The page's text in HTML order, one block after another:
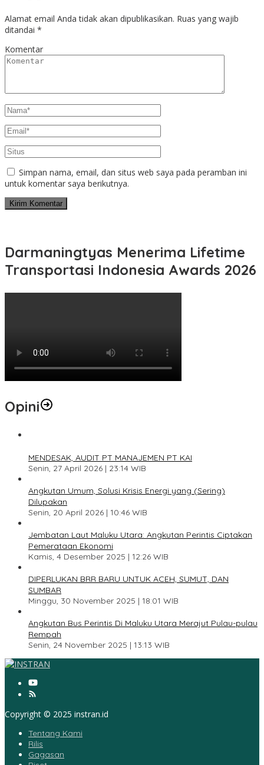
Alamat email Anda tidak akan dipublikasikan. Ruas yang wajib
ditandai *
Komentar
Simpan nama, email, dan situs web saya pada peramban ini
untuk komentar saya berikutnya.
Darmaningtyas Menerima Lifetime
Transportasi Indonesia Awards 2026
Opini
MENDESAK, AUDIT PT MANAJEMEN PT KAI
Senin, 27 April 2026 | 23:14 WIB
Angkutan Umum, Solusi Krisis Energi yang (Sering)
Dilupakan
Senin, 20 April 2026 | 10:46 WIB
Jembatan Laut Maluku Utara: Angkutan Perintis Ciptakan
Pemerataan Ekonomi
Kamis, 4 Desember 2025 | 12:26 WIB
DIPERLUKAN BRR BARU UNTUK ACEH, SUMUT, DAN
SUMBAR
Minggu, 30 November 2025 | 18:01 WIB
Angkutan Bus Perintis Di Maluku Utara Merajut Pulau-pulau
Rempah
Senin, 24 November 2025 | 13:13 WIB
Copyright © 2025 instran.id
Tentang Kami
Rilis
Gagasan